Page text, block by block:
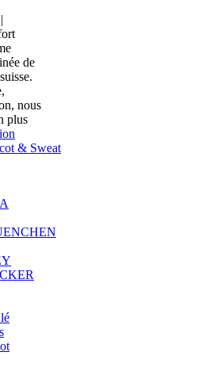
de
nous
plus
& Sweat